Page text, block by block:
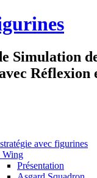
Simulation
Réflexion
avec figurines
Wing
Présentation